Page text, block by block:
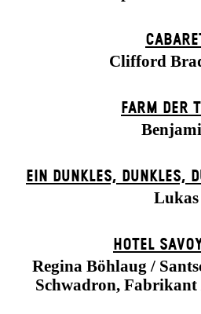
Clifford
FARM DER
EIN DUNK­LES, DUNK­LES,
Lukas
HOTEL
Regina Böhlaug /
Schwadron, Fabrikant